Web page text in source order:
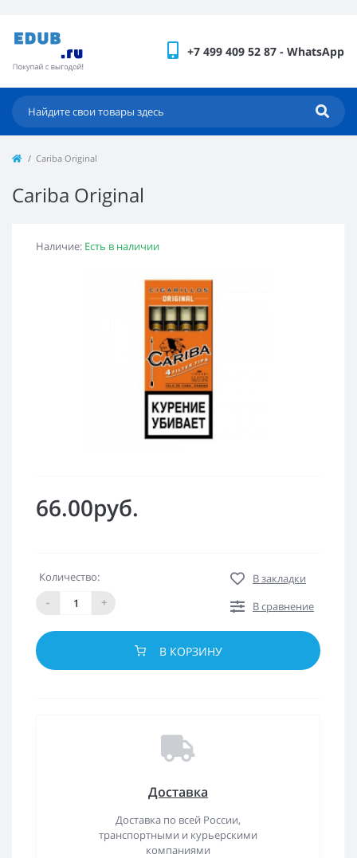
+7 499 409 52 87 - WhatsApp
Cariba Original
Cariba Original
Наличие: Есть в наличии
66.00руб.
Количество:
-
+
В закладки
В сравнение
В КОРЗИНУ
Доставка
Доставка по всей России,
транспортными и курьерскими
компаниями